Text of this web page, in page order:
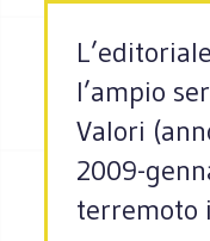
l’ampio
Valori
2009-
terremoto